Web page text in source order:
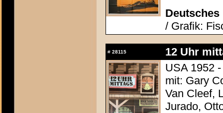
Deutsches
/ Grafik:
# 28115
12 Uhr
USA 1952
mit: Gary
Van Cleef,
Jurado,